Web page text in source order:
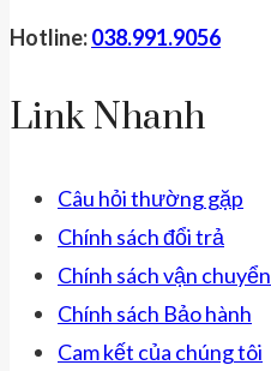
Hotline:038.991.9056
Link Nhanh
Câu hỏi thường gặp
Chính sách đổi trả
Chính sách vận chuyển
Chính sách Bảo hành
Cam kết của chúng tôi